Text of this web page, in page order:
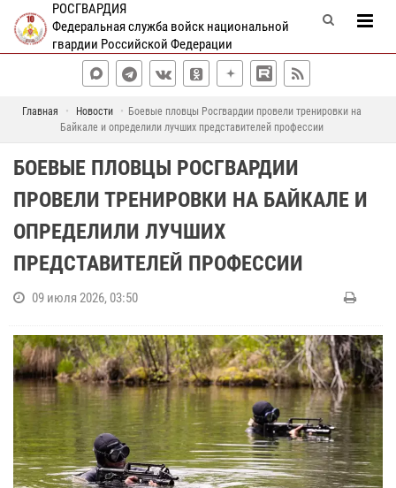
РОСГВАРДИЯ
Федеральная служба войск национальной
гвардии Российской Федерации
Главная Новости
Боевые пловцы Росгвардии провели тренировки на
Байкале и определили лучших представителей профессии
БОЕВЫЕ ПЛОВЦЫ РОСГВАРДИИ
ПРОВЕЛИ ТРЕНИРОВКИ НА БАЙКАЛЕ И
ОПРЕДЕЛИЛИ ЛУЧШИХ
ПРЕДСТАВИТЕЛЕЙ ПРОФЕССИИ
09 июля 2026, 03:50